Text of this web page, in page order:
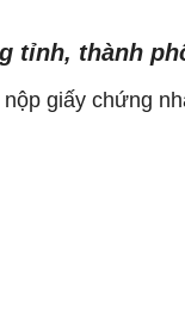
tỉnh, thành
giấy chứng